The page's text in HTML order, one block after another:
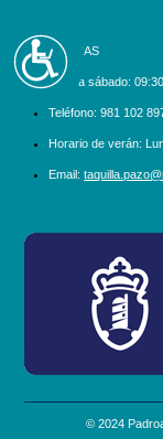
BILLETEIRAS
Luns a sábado:
Teléfono: 981 102
Horario de verán:
Email:
© 2024